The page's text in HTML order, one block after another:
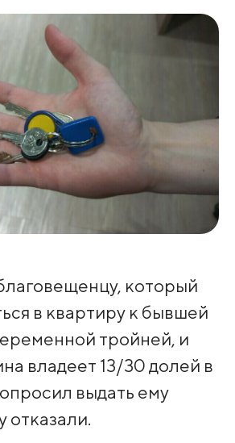
который
в квартиру к бывшей
тройней, и
владеет 13/30 долей в
выдать ему
отказали.